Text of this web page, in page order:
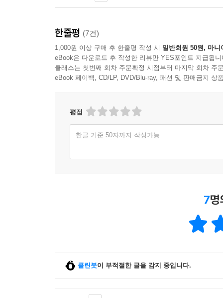
한줄평 (7건)
1,000원 이상 구매 후 한줄평 작성 시 일반회원 50원, 마니
eBook은 다운로드 후 작성한 리뷰만 YES포인트 지급됩니
클래스는 첫번째 회차 주문확정 시점부터 마지막 회차 주
eBook 페이백, CD/LP, DVD/Blu-ray, 패션 및 판매금지 상
평점
한글 기준 50자까지 작성가능
7
클린봇이 부적절한 글을 감지 중입니다.